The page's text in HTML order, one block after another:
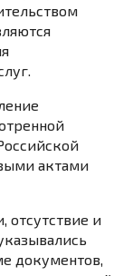
актами
отсутствие и
документов,